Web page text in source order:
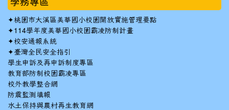
✦桃園市大溪區美華國小校園開放實施管理要點
✦114學年度美華國小校園霸凌防制計畫
✦校安通報系統
✦臺灣全民安全指引
學生申訴及再申訴制度專區
教育部防制校園霸凌專區
校外教學整合網
防震監測填報
水土保持與農村再生教育網